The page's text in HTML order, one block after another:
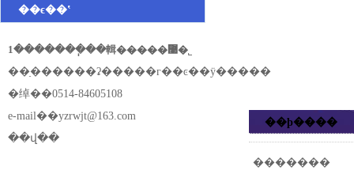
��ϵ��ʽ
1�������ֽ��輯�����޹�˾
��ַ������ʡ�����г��ͼ��ÿ�����
�绰��0514-84605108
e-mail��yzrwjt@163.com
��վ��
��ϸ����
�������